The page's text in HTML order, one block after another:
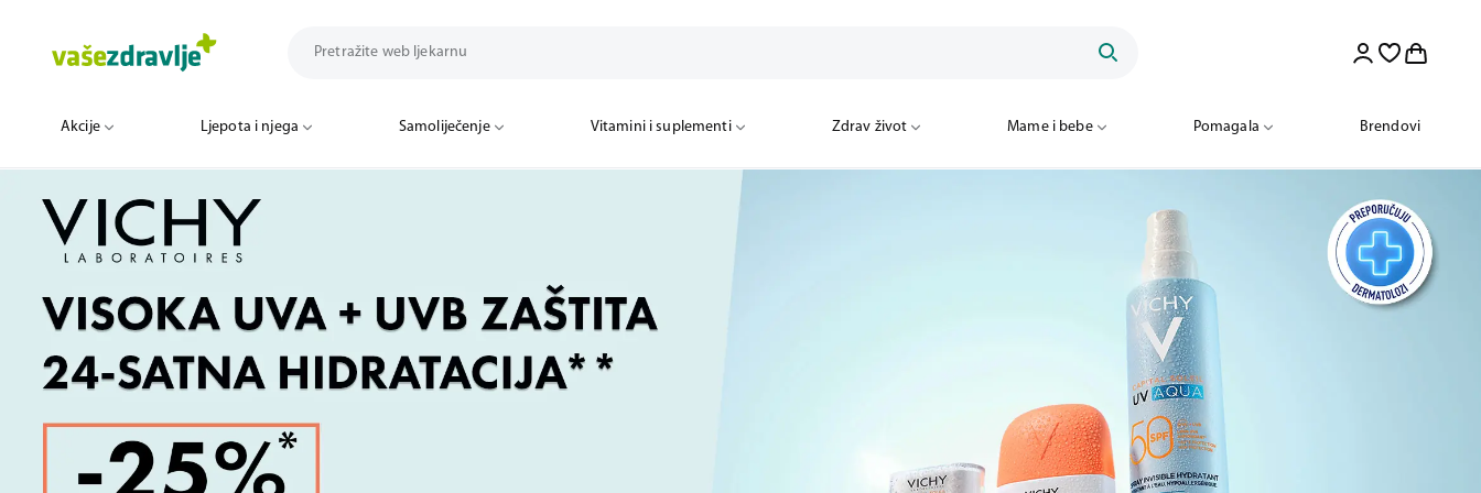
Akcije Ljepota i njega Samoliječenje Vitamini i suplementi Zdrav život Mame i bebe Pomagala Brendovi